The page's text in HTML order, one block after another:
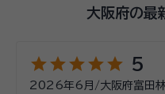
大阪府の最
starstarstarstarstar 5
2026年6月 /大阪府富田